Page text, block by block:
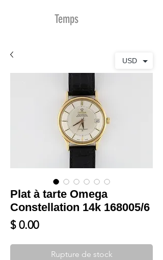
Temps
Plat à tarte Omega
Constellation 14k 168005/6
$ 0.00Prix
Rupture de stock
USD